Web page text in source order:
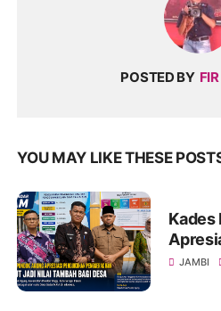
POSTED BY
YOU MAY LIKE THESE
Kades
JAMBI